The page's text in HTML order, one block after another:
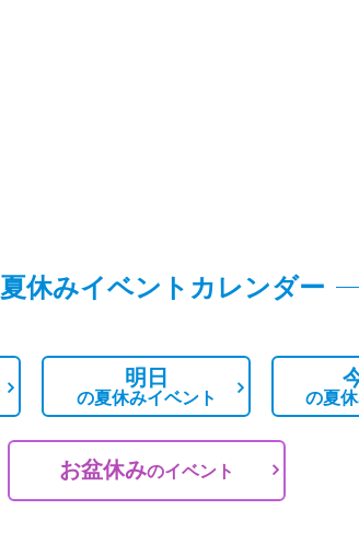
夏休みイベントカレンダー
明日
の夏休みイベント の夏
お盆休みのイベント